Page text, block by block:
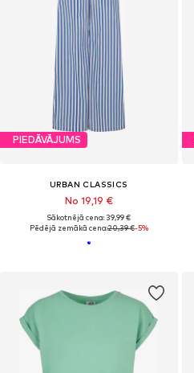
PIEDĀVĀJUMS
URBAN CLASSICS
No 19,19 €
Sākotnējā cena: 39,99 €
Pēdējā zemākā cena:20,39 €-5%